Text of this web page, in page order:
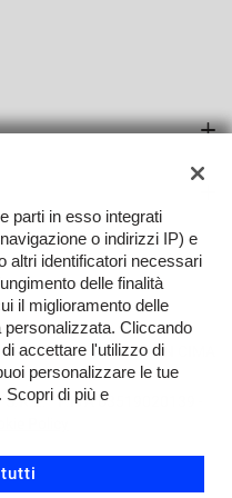
rappresentano in alcun
ai nostri consulenti di
nell’auto per non
o
sempre al consulente di
che gli optional che ti
sulla macchina.
d'acquisto.
TORNA IN CIMA
- P.IVA 03519020139 -
parti in esso integrati
o indirizzi IP) e
altri identificatori necessari
delle finalità
il miglioramento delle
personalizzata. Cliccando
accettare l'utilizzo di
personalizzare le tue
Scopri di più e